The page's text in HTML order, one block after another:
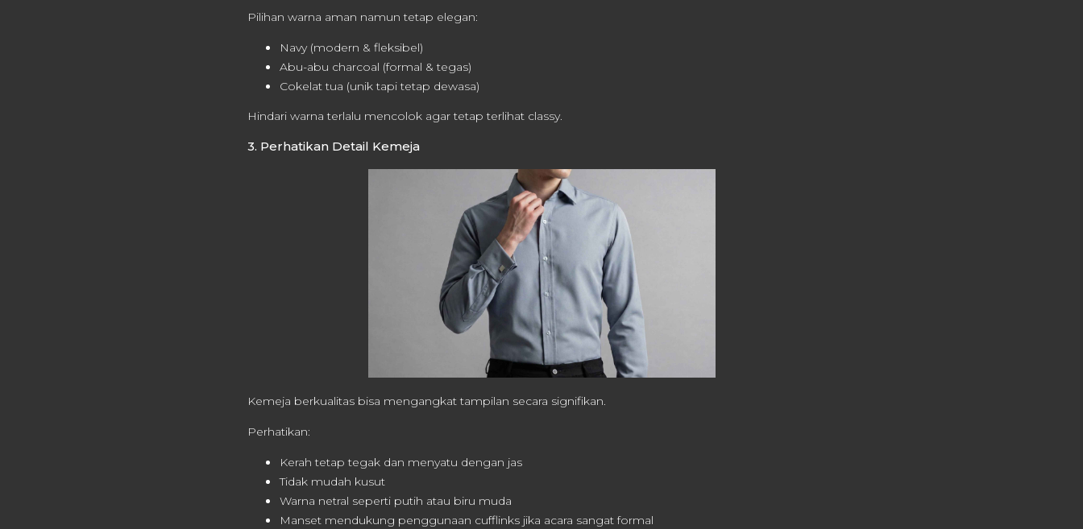
Pilihan warna aman namun tetap elegan:
Navy (modern & fleksibel)
Abu-abu charcoal (formal & tegas)
Cokelat tua (unik tapi tetap dewasa)
Hindari warna terlalu mencolok agar tetap terlihat classy.
3. Perhatikan Detail Kemeja
Kemeja berkualitas bisa mengangkat tampilan secara signifikan.
Perhatikan:
Kerah tetap tegak dan menyatu dengan jas
Tidak mudah kusut
Warna netral seperti putih atau biru muda
Manset mendukung penggunaan cufflinks jika acara sangat formal